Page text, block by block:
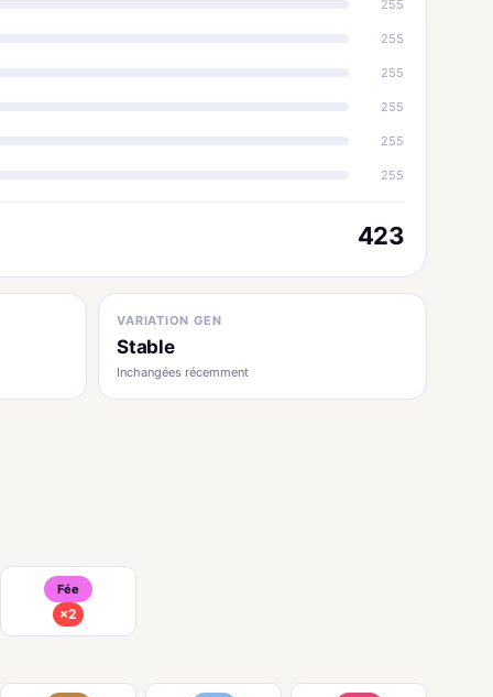
255
255
255
255
255
255
423
VARIATION GEN
Stable
Inchangées récemment
Fée
×2